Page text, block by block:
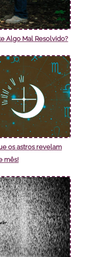
Algo Mal Resolvido?
os astros revelam
mês!